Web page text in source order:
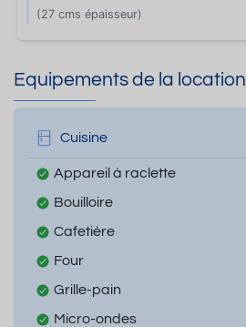
(27 cms épaisseur)
Equipements de la location
Cuisine
Appareil à raclette
Bouilloire
Cafetière
Four
Grille-pain
Micro-ondes